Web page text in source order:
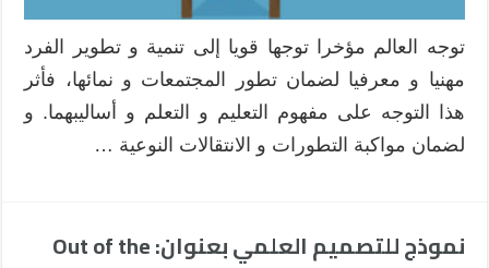
توجه العالم مؤخرا توجها قويا إلى تنمية و تطوير الفرد
مهنيا و معرفيا لضمان تطور المجتمعات و نمائها، فأثر
هذا التوجه على مفهوم التعليم و التعلم و أساليبهما. و
لضمان مواكبة التطورات و الانتقالات النوعية …
نموذج للتصميم العلمي بعنوان: Out of the